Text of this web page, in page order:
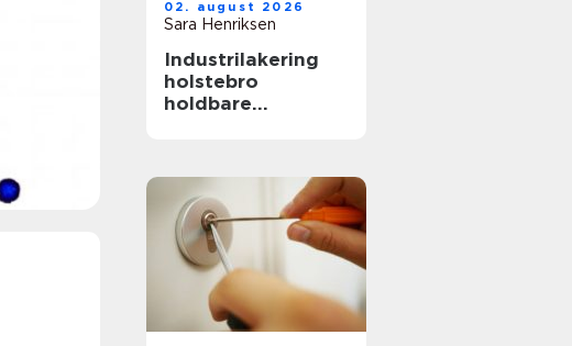
02. august 2026
Sara Henriksen
Industrilakering
holstebro
holdbare